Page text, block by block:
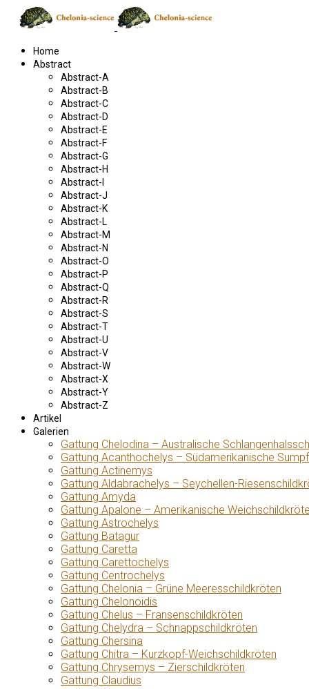
Home
Abstract
Abstract-A
Abstract-B
Abstract-C
Abstract-D
Abstract-E
Abstract-F
Abstract-G
Abstract-H
Abstract-I
Abstract-J
Abstract-K
Abstract-L
Abstract-M
Abstract-N
Abstract-O
Abstract-P
Abstract-Q
Abstract-R
Abstract-S
Abstract-T
Abstract-U
Abstract-V
Abstract-W
Abstract-X
Abstract-Y
Abstract-Z
Artikel
Galerien
Gattung Chelodina – Australische
Gattung Acanthochelys – Südamerikanische
Gattung Actinemys
Gattung Aldabrachelys – Seychellen-
Gattung Amyda
Gattung Apalone – Amerikanische
Gattung Astrochelys
Gattung Batagur
Gattung Caretta
Gattung Carettochelys
Gattung Centrochelys
Gattung Chelonia – Grüne Meeresschildkröten
Gattung Chelonoidis
Gattung Chelus – Fransenschildkröten
Gattung Chelydra – Schnappschildkröten
Gattung Chersina
Gattung Chitra – Kurzkopf-Weichschildkröten
Gattung Chrysemys – Zierschildkröten
Gattung Claudius